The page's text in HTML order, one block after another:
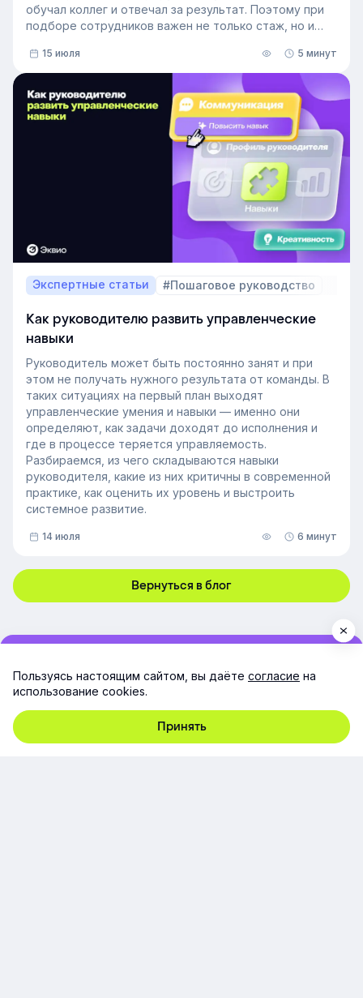
обучал коллег и отвечал за результат. Поэтому при
подборе сотрудников важен не только стаж, но и
В этой статье разберём, релевантный опыт работы
— что это на практике, как оценивать его при найме
и внутренних переводах, почему не всегда стоит
искать полностью готовых специалистов и как
развивать нужные компетенции внутри компании.
15 июля 5 минут
Экспертные статьи #Пошаговое руководство
Как руководителю развить управленческие
навыки
Руководитель может быть постоянно занят и при
этом не получать нужного результата от команды. В
таких ситуациях на первый план выходят
управленческие умения и навыки — именно они
определяют, как задачи доходят до исполнения и
где в процессе теряется управляемость.
Разбираемся, из чего складываются навыки
руководителя, какие из них критичны в современной
практике, как оценить их уровень и выстроить
системное развитие.
14 июля 6 минут
Вернуться в блог
Попробовать 14 дней
бесплатно
Заполните заявку, и мы предоставим вам доступ к
Пользуясь настоящим сайтом, вы даёте согласие на
использование cookies.
Принять